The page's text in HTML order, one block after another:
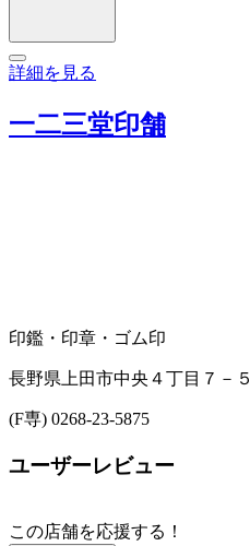
詳細を見る
一二三堂印舗
印鑑・印章・ゴム印
長野県上田市中央４丁目７－５
(F専) 0268-23-5875
ユーザーレビュー
この店舗を応援する！